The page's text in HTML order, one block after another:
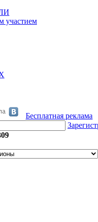
участием
Бесплатная реклама